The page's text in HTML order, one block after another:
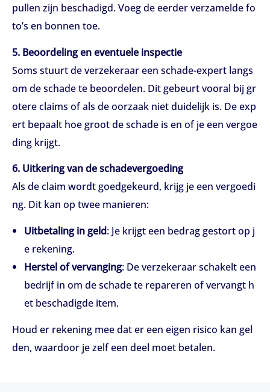
pullen zijn beschadigd. Voeg de eerder verzamelde fo
to’s en bonnen toe.
5. Beoordeling en eventuele inspectie
Soms stuurt de verzekeraar een schade-expert langs
om de schade te beoordelen. Dit gebeurt vooral bij gr
otere claims of als de oorzaak niet duidelijk is. De exp
ert bepaalt hoe groot de schade is en of je een vergoe
ding krijgt.
6. Uitkering van de schadevergoeding
Als de claim wordt goedgekeurd, krijg je een vergoedi
ng. Dit kan op twee manieren:
Uitbetaling in geld: Je krijgt een bedrag gestort op j
e rekening.
Herstel of vervanging: De verzekeraar schakelt een
bedrijf in om de schade te repareren of vervangt h
et beschadigde item.
Houd er rekening mee dat er een eigen risico kan gel
den, waardoor je zelf een deel moet betalen.